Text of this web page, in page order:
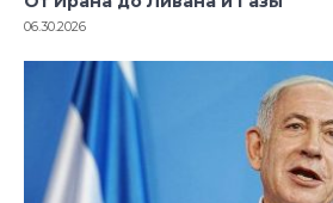
06.30.2026